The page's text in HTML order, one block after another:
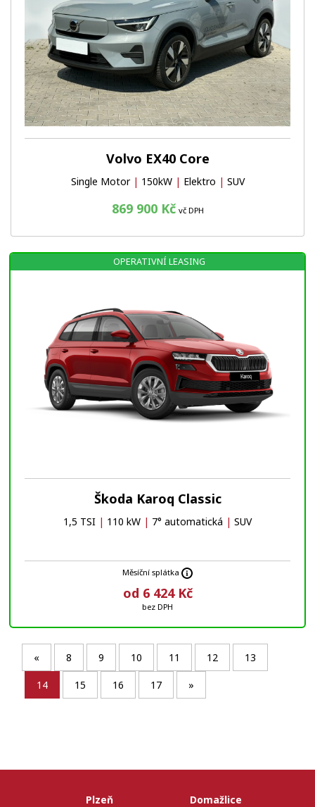
Volvo EX40 Core
Single Motor | 150kW | Elektro | SUV
869 900 Kč vč DPH
Škoda Karoq Classic
1,5 TSI | 110 kW | 7° automatická | SUV
Měsíční splátka
od 6 424 Kč
bez DPH
OPERATIVNÍ LEASING
« 8 9 10 11 12 13
14 15 16 17 »
Plzeň
Domažlice